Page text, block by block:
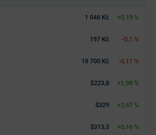
1 046 Kč +0,19 %
197 Kč -0,1 %
18 700 Kč -0,11 %
$223,8 +1,98 %
$329 +2,67 %
$313,3 +0,16 %